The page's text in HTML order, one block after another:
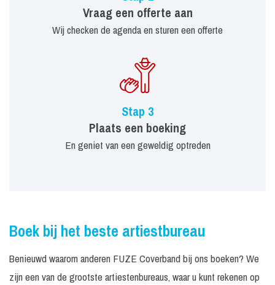
Vraag een offerte aan
Wij checken de agenda en sturen een offerte
Stap 3
Plaats een boeking
En geniet van een geweldig optreden
Boek bij het beste artiestbureau
Benieuwd waarom anderen FUZE Coverband bij ons boeken? We
zijn een van de grootste artiestenbureaus, waar u kunt rekenen op